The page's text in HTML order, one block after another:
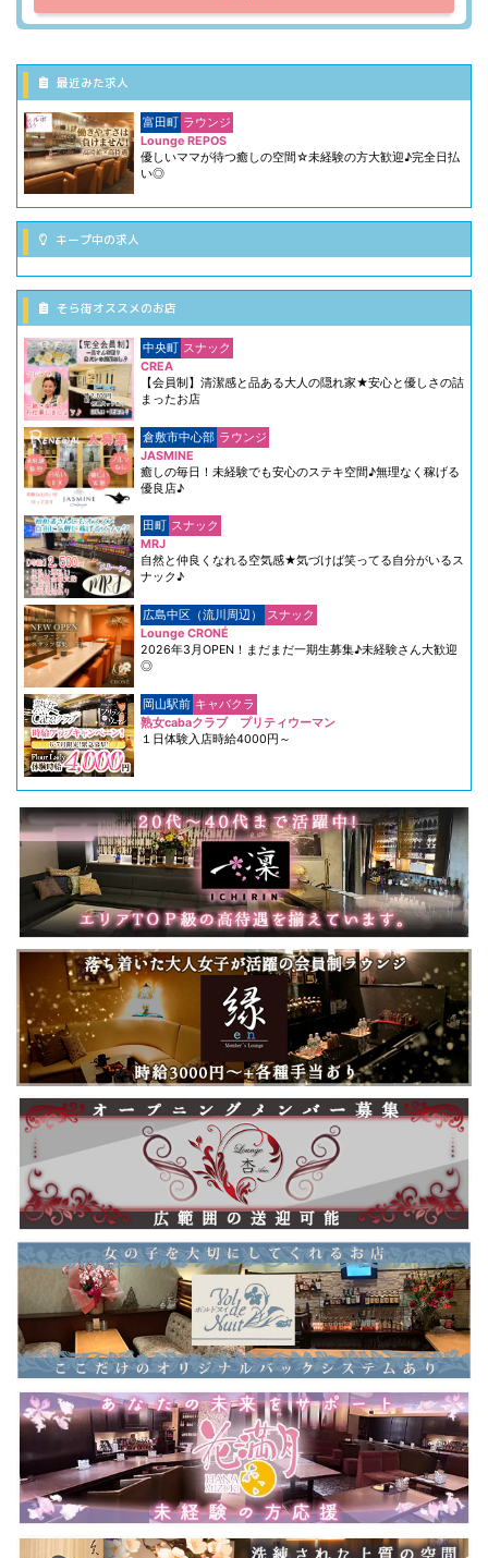
最近みた求人
富田町 ラウンジ
Lounge REPOS
優しいママが待つ癒しの空間☆未経験の方大歓迎♪完全日払
い◎
キープ中の求人
そら街オススメのお店
中央町 スナック
CREA
【会員制】清潔感と品ある大人の隠れ家★安心と優しさの詰
まったお店
倉敷市中心部 ラウンジ
JASMINE
癒しの毎日！未経験でも安心のステキ空間♪無理なく稼げる
優良店♪
田町 スナック
MRJ
自然と仲良くなれる空気感★気づけば笑ってる自分がいるス
ナック♪
広島中区（流川周辺）
スナック
Lounge CRONÉ
2026年3月OPEN！まだまだ一期生募集♪未経験さん大歓迎
◎
岡山駅前 キャバクラ
熟女cabaクラブ プリティウーマン
１日体験入店時給4000円～